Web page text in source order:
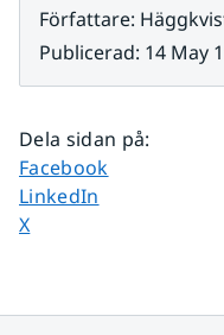
Författare:
Publicerad: 14 May
Dela sidan på:
Dela sidan på
Facebook
Dela sidan på
LinkedIn
Dela sidan på
X